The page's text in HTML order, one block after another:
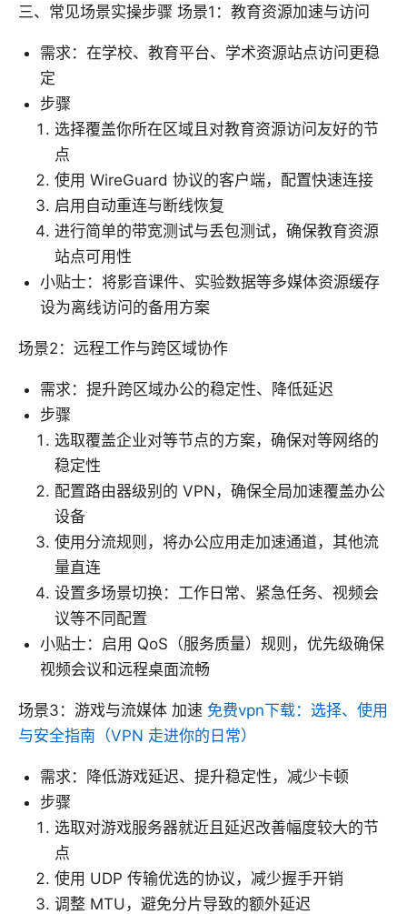
三、常见场景实操步骤 场景1：教育资源加速与访问
需求：在学校、教育平台、学术资源站点访问更稳
定
步骤
选择覆盖你所在区域且对教育资源访问友好的节
点
使用 WireGuard 协议的客户端，配置快速连接
启用自动重连与断线恢复
进行简单的带宽测试与丢包测试，确保教育资源
站点可用性
小贴士：将影音课件、实验数据等多媒体资源缓存
设为离线访问的备用方案
场景2：远程工作与跨区域协作
需求：提升跨区域办公的稳定性、降低延迟
步骤
选取覆盖企业对等节点的方案，确保对等网络的
稳定性
配置路由器级别的 VPN，确保全局加速覆盖办公
设备
使用分流规则，将办公应用走加速通道，其他流
量直连
设置多场景切换：工作日常、紧急任务、视频会
议等不同配置
小贴士：启用 QoS（服务质量）规则，优先级确保
视频会议和远程桌面流畅
场景3：游戏与流媒体 加速 免费vpn下载：选择、使用
与安全指南（VPN 走进你的日常）
需求：降低游戏延迟、提升稳定性，减少卡顿
步骤
选取对游戏服务器就近且延迟改善幅度较大的节
点
使用 UDP 传输优选的协议，减少握手开销
调整 MTU，避免分片导致的额外延迟